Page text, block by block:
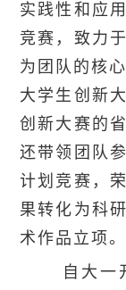
实践性和应
竞赛，致力
为团队的核
大学生创新
创新大赛的
还带领团队
计划竞赛，
果转化为科
术作品立项。
自大一